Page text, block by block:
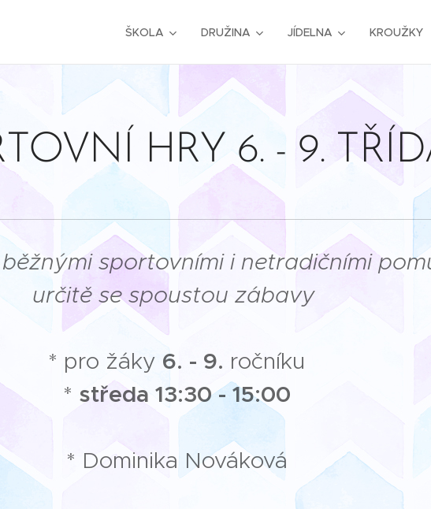
ŠKOLA DRUŽINA JÍDELNA KROUŽKY
HRY 6. - 9.
běžnými sportovními i netradičními
určitě se spoustou zábavy
* pro žáky 6. - 9. ročníku
* středa 13:30 - 15:00
* Dominika Nováková